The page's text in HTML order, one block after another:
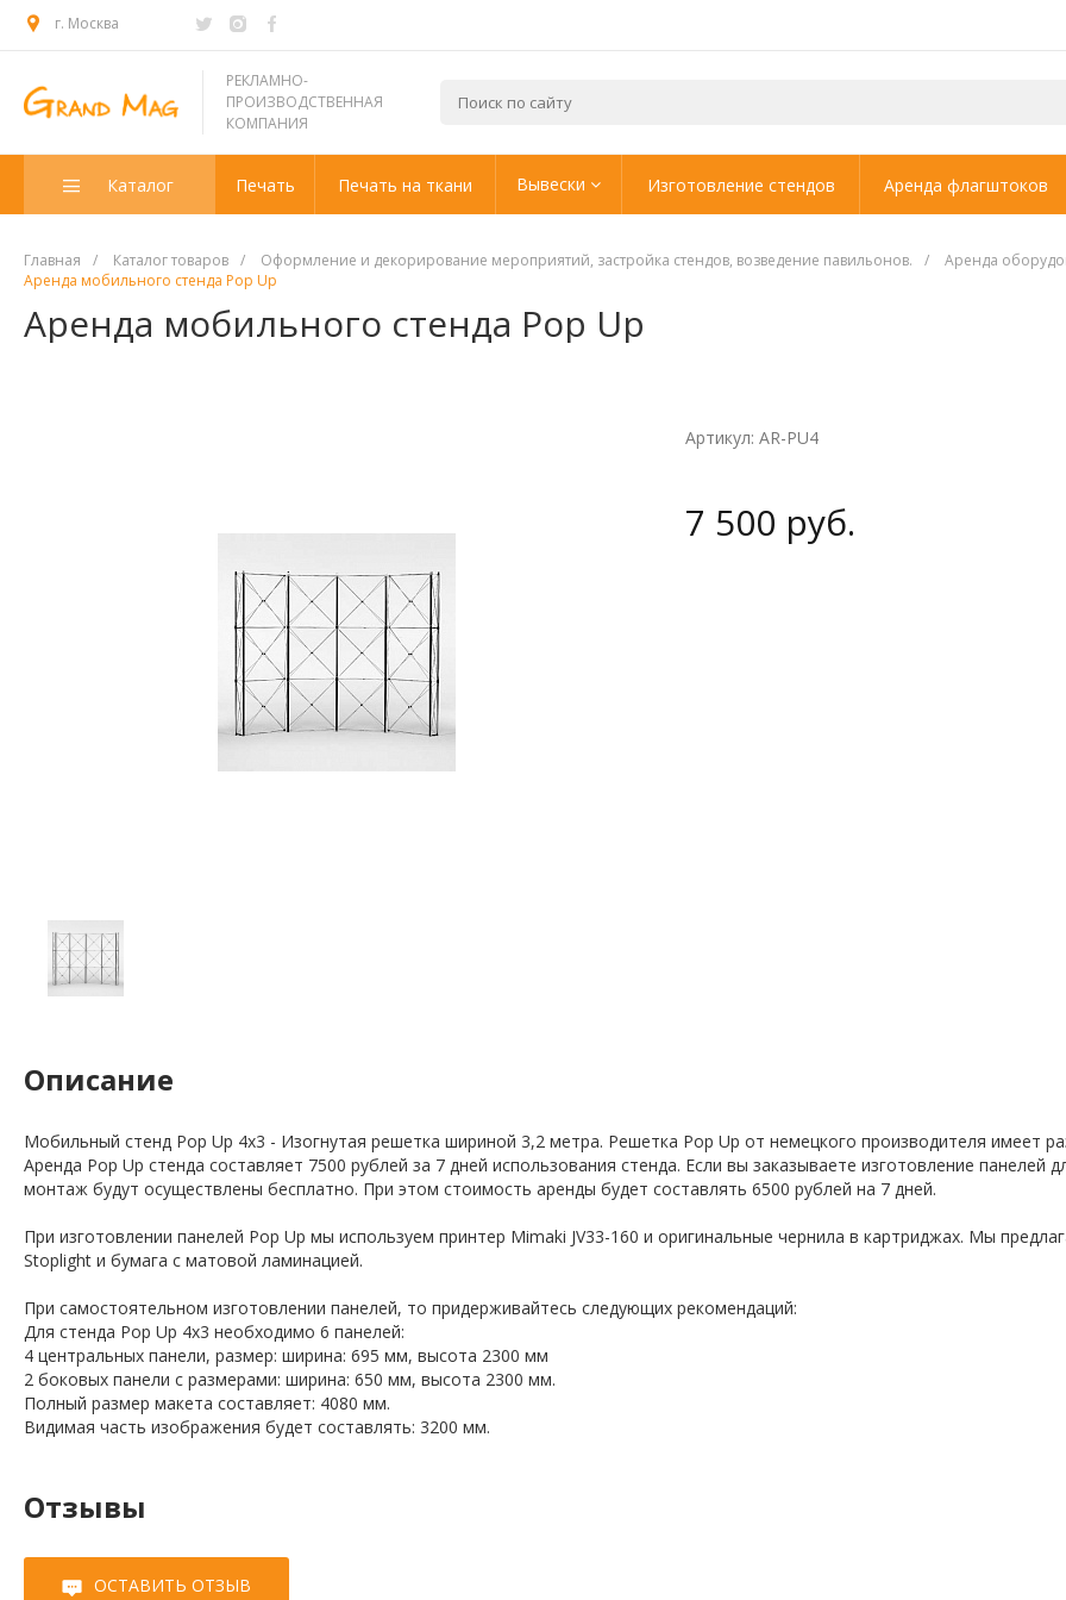
г. Москва
РЕКЛАМНО-
ПРОИЗВОДСТВЕННАЯ
КОМПАНИЯ
Каталог Печать Печать на ткани Вывески Изготовление стендов Аренда флагштоков
Главная / Каталог товаров / Оформление и декорирование мероприятий, застройка стендов, возведение павильонов. /
Аренда
Аренда мобильного стенда Pop Up
Аренда мобильного стенда Pop Up
Артикул: AR-PU4
7 500 руб.
Описание
Мобильный стенд Pop Up 4x3 - Изогнутая решетка шириной 3,2 метра. Решетка Pop Up от немецкого производителя имеет
Аренда Pop Up стенда составляет 7500 рублей за 7 дней использования стенда. Если вы заказываете изготовление панелей
монтаж будут осуществлены бесплатно. При этом стоимость аренды будет составлять 6500 рублей на 7 дней.
При изготовлении панелей Pop Up мы используем принтер Mimaki JV33-160 и оригинальные чернила в картриджах. Мы
Stoplight и бумага с матовой ламинацией.
При самостоятельном изготовлении панелей, то придерживайтесь следующих рекомендаций:
Для стенда Pop Up 4x3 необходимо 6 панелей:
4 центральных панели, размер: ширина: 695 мм, высота 2300 мм
2 боковых панели с размерами: ширина: 650 мм, высота 2300 мм.
Полный размер макета составляет: 4080 мм.
Видимая часть изображения будет составлять: 3200 мм.
Отзывы
ОСТАВИТЬ ОТЗЫВ